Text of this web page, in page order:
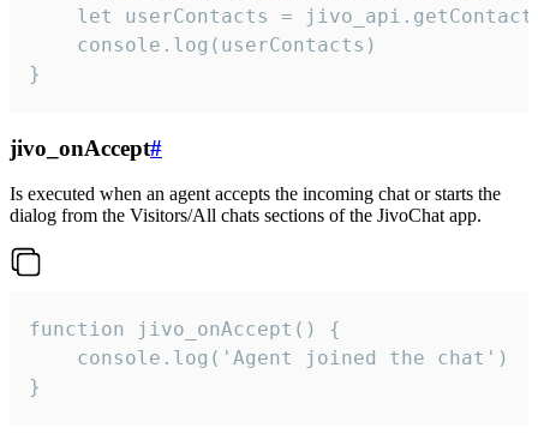
let userContacts =
    console.log(userContacts)
}
jivo_onAccept#
Is executed when an agent accepts the incoming chat or starts the
dialog from the Visitors/All chats sections of the JivoChat app.
function jivo_onAccept() {
}